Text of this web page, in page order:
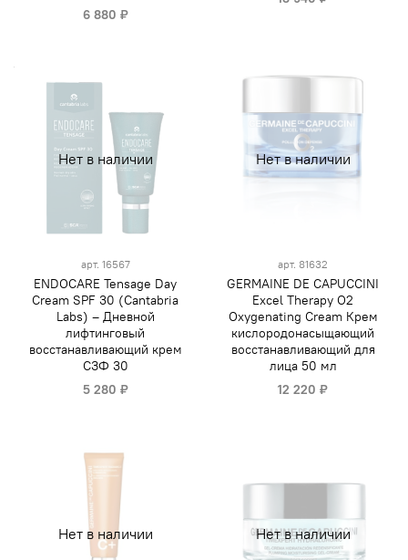
6 880 ₽
Нет в наличии
арт. 16567
ENDOCARE Tensage Day
Cream SPF 30 (Cantabria
Labs) – Дневной
лифтинговый
восстанавливающий крем
СЗФ 30
5 280 ₽
Нет в наличии
арт. 81632
GERMAINE DE CAPUCCINI
Excel Therapy O2
Oxygenating Cream Крем
кислородонасыщающий
восстанавливающий для
лица 50 мл
12 220 ₽
Нет в наличии Нет в наличии